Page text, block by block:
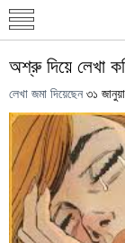
অশ্রু দিয়ে লেখা
লেখা জমা দিয়েছেন ৩১